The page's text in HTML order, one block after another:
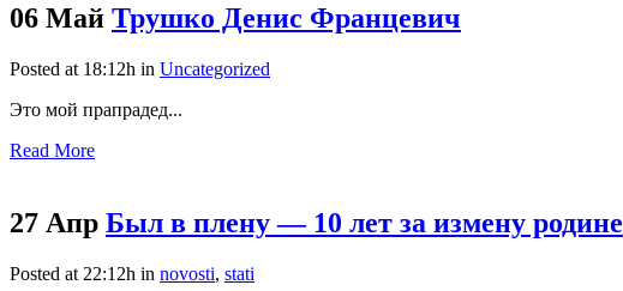
06 Май Трушко Денис Францевич
Posted at 18:12h in Uncategorized
Это мой прапрадед...
Read More
27 Апр Был в плену — 10 лет за измену родине
Posted at 22:12h in novosti, stati